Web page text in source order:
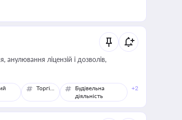
ліцензій і дозволів,
Торгівля
Будівельна
діяльність
+2